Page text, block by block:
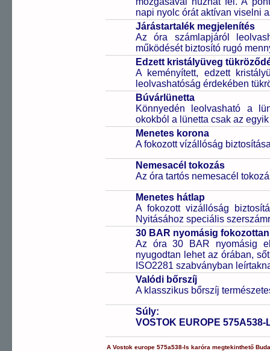
napi nyolc órát aktívan viselni
Járástartalék megjelenítés
Az óra számlapjáról
működését biztosító rugó
Edzett kristályüveg
A keményített, edzett
leolvashatóság érdekében
Búvárlünetta
Könnyedén leolvasható a
okokból a lünetta csak az
Menetes korona
A fokozott vízállóság
Nemesacél tokozás
Az óra tartós nemesacél
Menetes hátlap
A fokozott vizállóság
Nyitásához speciális
30 BAR nyomásig
Az óra 30 BAR nyomásig
nyugodtan lehet az órában,
ISO2281 szabványban
Valódi bőrszíj
A klasszikus bőrszíj
Súly:
VOSTOK EUROPE 575A538-
AVostok europe 575a538-ls karóra megtekinthető